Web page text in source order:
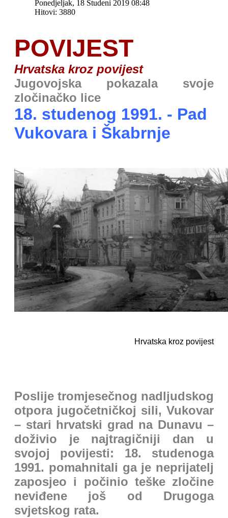
Ponedjeljak, 18 Studeni 2019 08:48
Hitovi: 3880
POVIJEST
Hrvatska kroz povijest
Jugovojska pokazala svoje
zločinačko lice
18. studenog 1991. - Pad
Vukovara i Škabrnje
Hrvatska kroz povijest
Poslije tromjesečnog nadljudskog
otpora jugočetničkoj sili, Vukovar
– stari hrvatski grad na Dunavu –
doživio je najtragičniji dan u
svojoj povijesti: 18. studenoga
1991. pomahnitali ga je neprijatelj
zaposjeo i počinio teške zločine
neviđene još od Drugoga
svjetskog rata.